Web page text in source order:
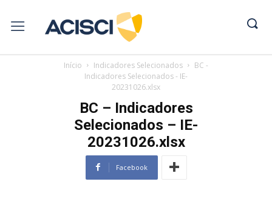
Início Indicadores Selecionados
BC -
Indicadores Selecionados - IE-
20231026.xlsx
BC – Indicadores
Selecionados – IE-
20231026.xlsx
Facebook